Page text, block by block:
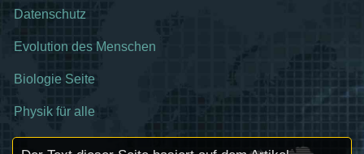
Datenschutz
Evolution des Menschen
Biologie Seite
Physik für alle